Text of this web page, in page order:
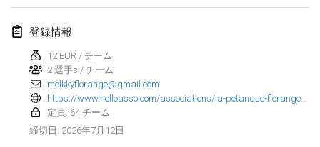
登録情報
12 EUR / チーム
2 選手s / チーム
molkkyflorange@gmail.com
定員: 64 チーム
締切日 : 2026年7月12日
Indoor Polish Open 2026 - Doubles
2026年2月7日
Lazala Indoor Cup ZMGZEG
2026年2月7日|
Indoor Polish Open 2026 - Singles
2026年2月8日|ポーランド